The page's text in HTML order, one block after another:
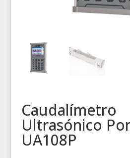
Caudalímetro
Ultrasónico
UA108P